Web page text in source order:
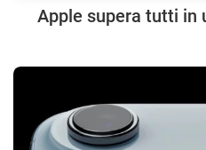
Apple supera tutti in